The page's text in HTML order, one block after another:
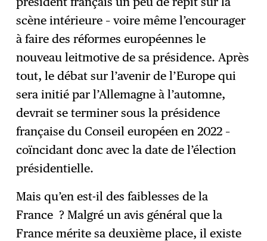
scène intérieure – voire même l’encourager
à faire des réformes européennes le
nouveau leitmotive de sa présidence. Après
tout, le débat sur l’avenir de l’Europe qui
sera initié par l’Allemagne à l’automne,
devrait se terminer sous la présidence
française du Conseil européen en 2022 –
coïncidant donc avec la date de l’élection
présidentielle.
Mais qu’en est-il des faiblesses de la
France ? Malgré un avis général que la
France mérite sa deuxième place, il existe